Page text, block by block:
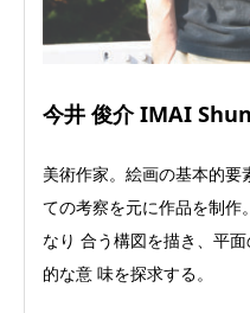
今井 俊介 IMAI
美術作家。絵画の基本的
ての考察を元に作品を制作
なり 合う構図を描き、平
的な意 味を探求する。